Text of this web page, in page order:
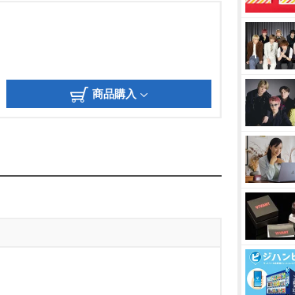
商品購入